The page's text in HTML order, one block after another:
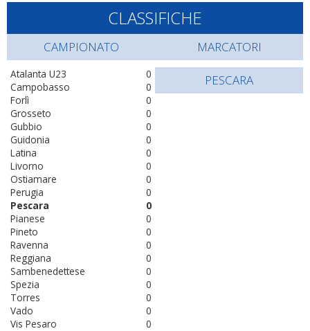
CLASSIFICHE
CAMPIONATO
0
Atalanta U23
0
Campobasso
0
Forlì
0
Grosseto
0
Gubbio
0
Guidonia
0
Latina
0
Livorno
0
Ostiamare
0
Perugia
0
Pescara
0
Pianese
0
Pineto
0
Ravenna
0
Reggiana
0
Sambenedettese
0
Spezia
0
Torres
0
Vado
0
Vis Pesaro
MARCATORI
PESCARA